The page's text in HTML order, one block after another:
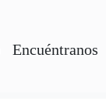
Encuéntranos